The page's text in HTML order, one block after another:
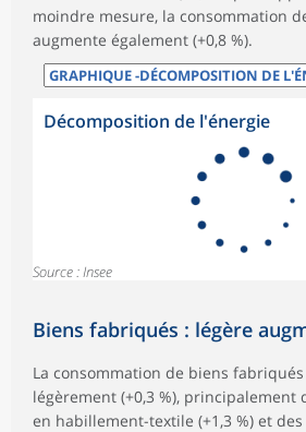
moindre mesure, la consommation
augmente également (+0,8 %).
Décomposition de l'énergie
Source : Insee
Biens fabriqués : légère
La consommation de biens
légèrement (+0,3 %), principalement
en habillement-textile (+1,3 %) et